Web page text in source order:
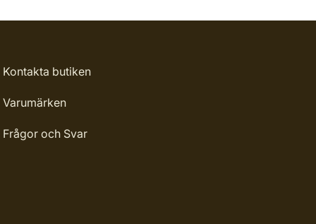
Kontakta butiken
Varumärken
Frågor och Svar